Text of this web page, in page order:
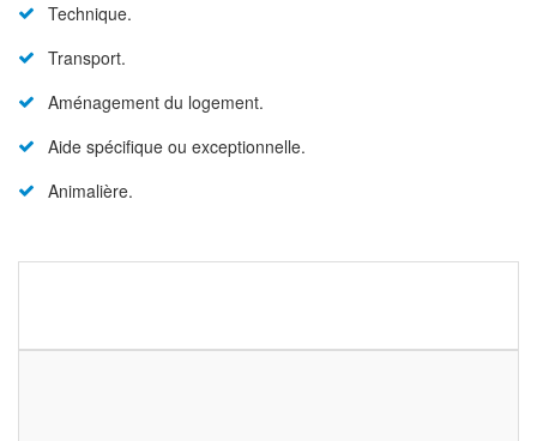
Technique.
Transport.
Aménagement du logement.
Aide spécifique ou exceptionnelle.
Animalière.